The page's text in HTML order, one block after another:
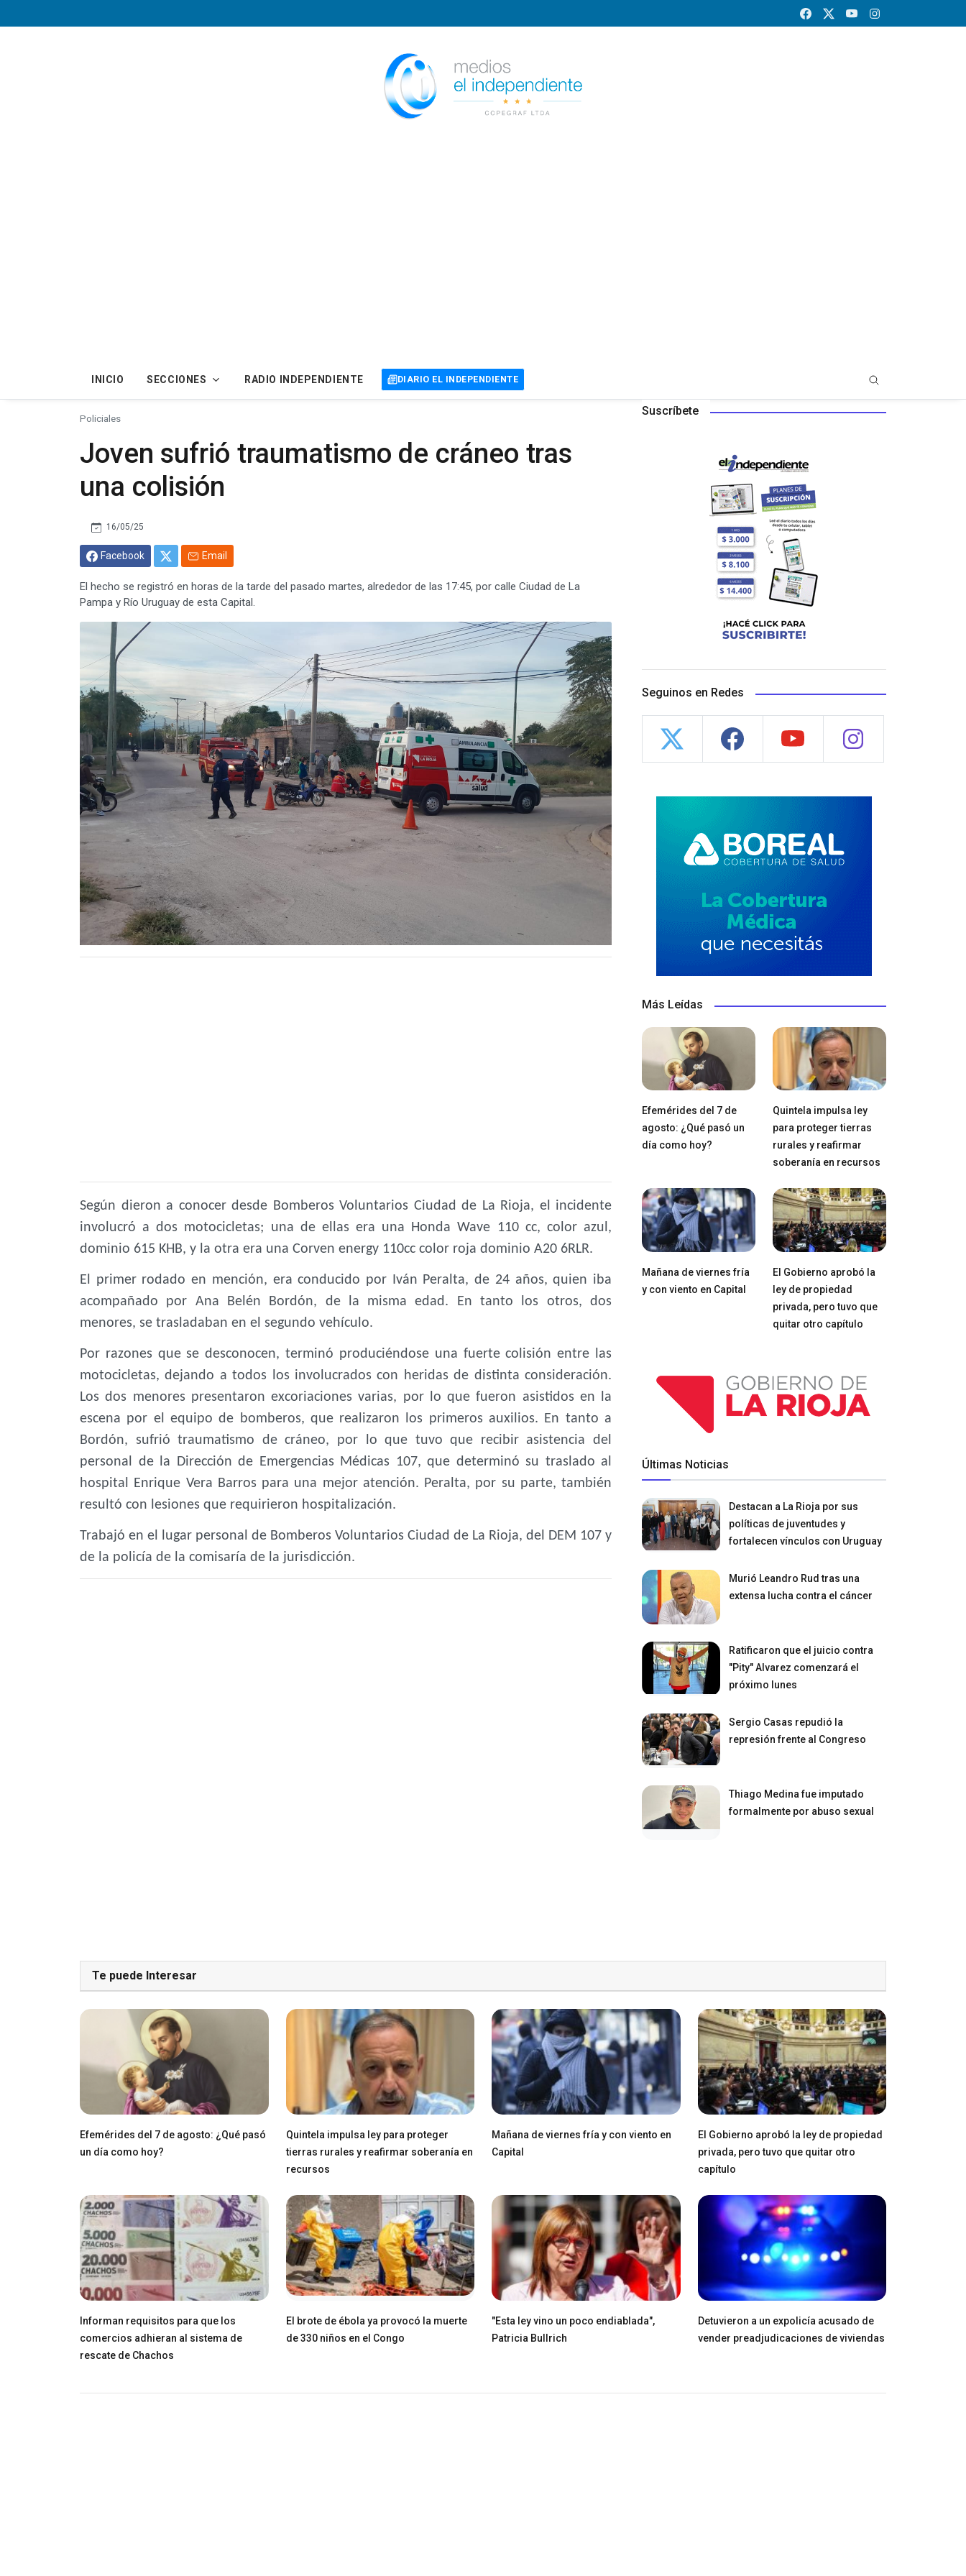
INICIO SECCIONES RADIO INDEPENDIENTE DIARIO EL INDEPENDIENTE
Policiales
Joven sufrió traumatismo de cráneo tras
una colisión
16/05/25
Facebook Email
El hecho se registró en horas de la tarde del pasado martes, alrededor de las 17:45, por calle Ciudad de La
Pampa y Río Uruguay de esta Capital.
Según dieron a conocer desde Bomberos Voluntarios Ciudad de La Rioja, el incidente
involucró a dos motocicletas; una de ellas era una Honda Wave 110 cc, color azul,
dominio 615 KHB, y la otra era una Corven energy 110cc color roja dominio A20 6RLR.
El primer rodado en mención, era conducido por Iván Peralta, de 24 años, quien iba
acompañado por Ana Belén Bordón, de la misma edad. En tanto los otros, dos
menores, se trasladaban en el segundo vehículo.
Por razones que se desconocen, terminó produciéndose una fuerte colisión entre las
motocicletas, dejando a todos los involucrados con heridas de distinta consideración.
Los dos menores presentaron excoriaciones varias, por lo que fueron asistidos en la
escena por el equipo de bomberos, que realizaron los primeros auxilios. En tanto a
Bordón, sufrió traumatismo de cráneo, por lo que tuvo que recibir asistencia del
personal de la Dirección de Emergencias Médicas 107, que determinó su traslado al
hospital Enrique Vera Barros para una mejor atención. Peralta, por su parte, también
resultó con lesiones que requirieron hospitalización.
Trabajó en el lugar personal de Bomberos Voluntarios Ciudad de La Rioja, del DEM 107 y
de la policía de la comisaría de la jurisdicción.
Suscríbete
Seguinos en Redes
Más Leídas
Efemérides del 7 de
agosto: ¿Qué pasó un
día como hoy?
Quintela impulsa ley
para proteger tierras
rurales y reafirmar
soberanía en recursos
Mañana de viernes fría
y con viento en Capital
El Gobierno aprobó la
ley de propiedad
privada, pero tuvo que
quitar otro capítulo
Últimas Noticias
Destacan a La Rioja por sus
políticas de juventudes y
fortalecen vínculos con Uruguay
Murió Leandro Rud tras una
extensa lucha contra el cáncer
Ratificaron que el juicio contra
"Pity" Alvarez comenzará el
próximo lunes
Sergio Casas repudió la
represión frente al Congreso
Thiago Medina fue imputado
formalmente por abuso sexual
Te puede Interesar
Efemérides del 7 de agosto: ¿Qué pasó
un día como hoy?
Quintela impulsa ley para proteger
tierras rurales y reafirmar soberanía en
recursos
Mañana de viernes fría y con viento en
Capital
El Gobierno aprobó la ley de propiedad
privada, pero tuvo que quitar otro
capítulo
Informan requisitos para que los
comercios adhieran al sistema de
rescate de Chachos
El brote de ébola ya provocó la muerte
de 330 niños en el Congo
"Esta ley vino un poco endiablada",
Patricia Bullrich
Detuvieron a un expolicía acusado de
vender preadjudicaciones de viviendas